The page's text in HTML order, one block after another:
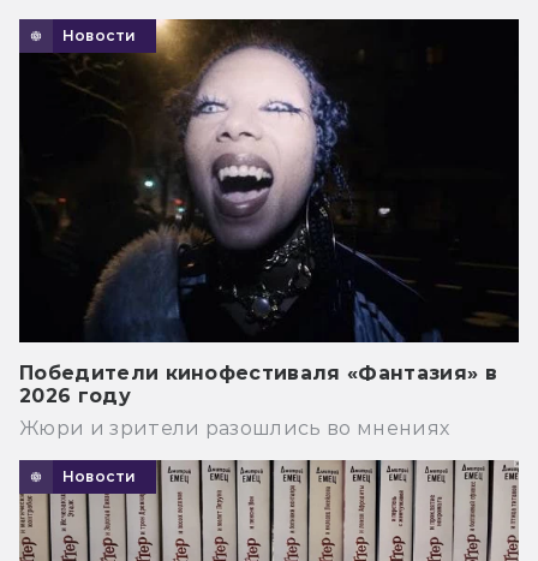
Новости
Победители кинофестиваля «Фантазия» в
2026 году
Жюри и зрители разошлись во мнениях
Новости